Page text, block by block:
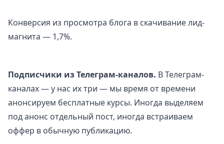
Конверсия из просмотра блога в скачивание лид-
магнита — 1,7%.
Подписчики из Телеграм-каналов. В Телеграм-
каналах — у нас их три — мы время от времени
анонсируем бесплатные курсы. Иногда выделяем
под анонс отдельный пост, иногда встраиваем
оффер в обычную публикацию.